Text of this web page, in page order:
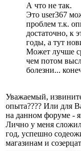
А что не так.
Это user367
проблем т.к.
достаточно, к
годы, а тут
Может лучше
чем потом
болезни...
Уважаемый,
опыта???? Или для
на данном форуме -
Лично у меня
год, успешно
магазинам и